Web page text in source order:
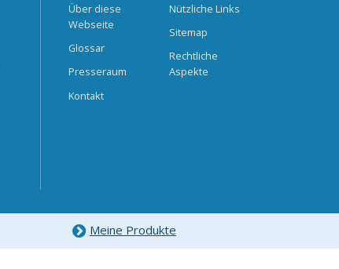
Über diese
Webseite
Glossar
Presseraum
Kontakt
Nützliche Links
Sitemap
Rechtliche
Aspekte
Meine Produkte